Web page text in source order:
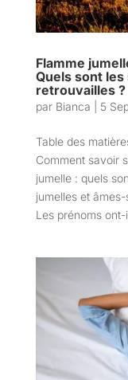
Flamme
Quels sont
retrouvailles ?
par Bianca 5
Table des
Comment savoir
jumelle : quels
jumelles et
Les prénoms